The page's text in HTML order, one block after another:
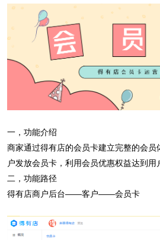
一，功能介绍
商家通过得有店的会员卡建立完整的会员
户发放会员卡，利用会员优惠权益达到用
二，功能路径
得有店商户后台——客户——会员卡